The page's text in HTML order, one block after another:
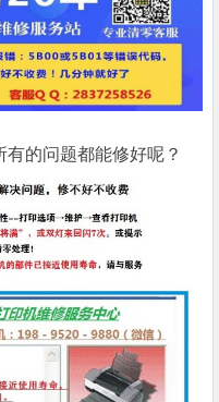
的问题都能修好呢？